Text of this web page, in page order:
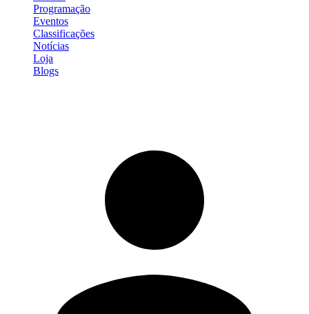
Programação
Eventos
Classificações
Notícias
Loja
Blogs